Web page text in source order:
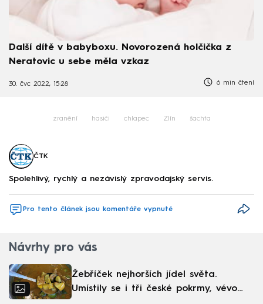
Další dítě v babyboxu. Novorozená holčička z
Neratovic u sebe měla vzkaz
30. čvc 2022, 15:28 6 min čtení
zranění hasiči chlapec Zlín šachta
ČTK
Spolehlivý, rychlý a nezávislý zpravodajský servis.
Pro tento článek jsou komentáře vypnuté
Návrhy pro vás
Žebříček nejhorších jídel světa.
Umístily se i tři české pokrmy, vévodí